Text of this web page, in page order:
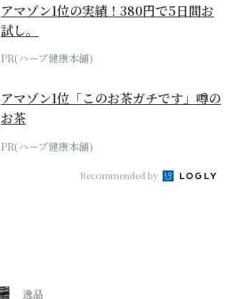
アマゾン1位の実績！380円で5日間お
試し。
PR(ハーブ健康本舗)
アマゾン1位「このお茶ガチです」噂の
お茶
PR(ハーブ健康本舗)
Recommended by
逸品